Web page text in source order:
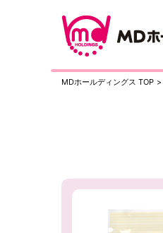
MDホールディングス TOP >